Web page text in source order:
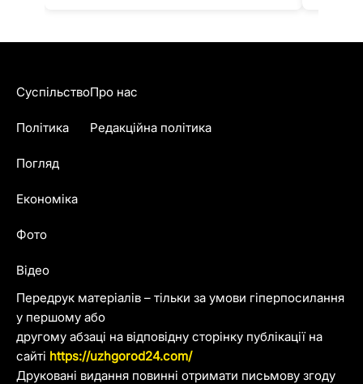
Передрук матеріалів – тільки за умови гіперпосилання
у першому або
другому абзаці на відповідну сторінку публікації на
сайті https://uzhgorod24.com/
Друковані видання повинні отримати письмову згоду
Суспільство
Політика
Погляд
Економіка
Фото
Відео
Про нас
Редакційна політика